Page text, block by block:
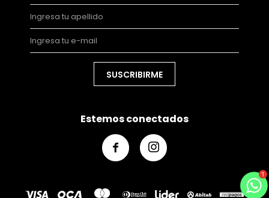
SUSCRIBIRME
Estemos conectados
 